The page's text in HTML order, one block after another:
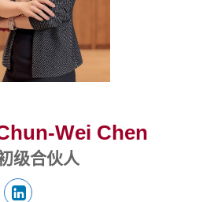
Wei Chen
级合伙人